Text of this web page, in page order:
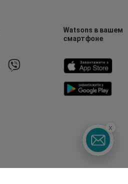
Watsons в вашем
смартфоне
x